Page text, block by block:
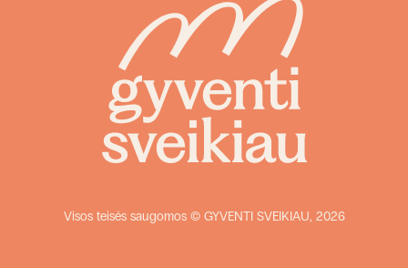
Visos teisės saugomos © GYVENTI SVEIKIAU, 2026